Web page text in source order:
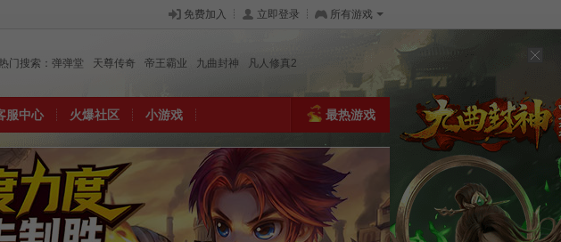
免费加入 立即登录 所有游戏
门搜索： 弹弹堂 天尊传奇 帝王霸业 九曲封神 凡人修真2
服中心 火爆社区 小游戏 最热游戏